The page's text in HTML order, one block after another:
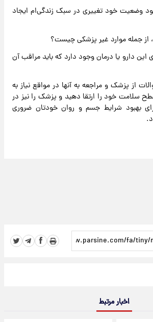
وضعیت خود تغییری در سبک زندگی‌ام ایجاد
از جمله موارد غیر پزشکی چیست؟
این دارو یا درمان وجود دارد که باید مراقب آن
از پزشک و مراجعه به آنها در مواقع نیاز به
سلامت خود را ارتقا دهید و پزشک را نیز در
بهبود شرایط جسم و روان خودتان ضروری
اخبار مرتبط